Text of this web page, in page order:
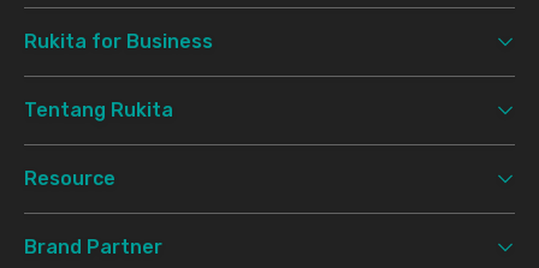
Rukita for Business
Tentang Rukita
Resource
Brand Partner